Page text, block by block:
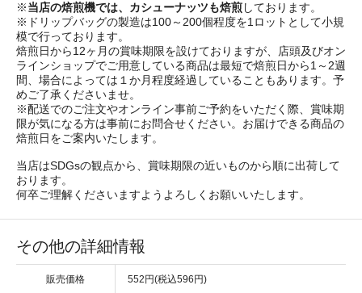
※当店の焙煎機では、カシューナッツも焙煎しております。
※ドリップバッグの製造は100～200個程度を1ロットとして小規
模で行っております。
焙煎日から12ヶ月の賞味期限を設けておりますが、店頭及びオン
ラインショップでご用意している商品は最短で焙煎日から1～2週
間、場合によっては１か月程度経過していることもあります。予
めご了承くださいませ。
※配送でのご注文やオンライン事前ご予約をいただく際、賞味期
限が気になる方は事前にお問合せください。お届けできる商品の
焙煎日をご案内いたします。
当店はSDGsの観点から、賞味期限の近いものから順に出荷して
おります。
何卒ご理解くださいますようよろしくお願いいたします。
その他の詳細情報
販売価格 552円(税込596円)